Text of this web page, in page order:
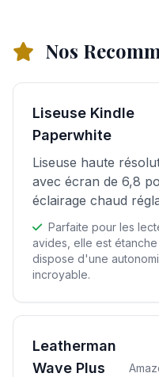
Nos
Liseuse Kindle
Paperwhite
Liseuse haute
avec écran de 6,8
éclairage chaud
Parfaite pour les
avides, elle est
dispose d'une
incroyable.
Leatherman
Wave Plus